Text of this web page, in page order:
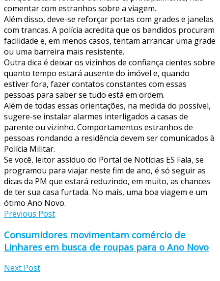
comentar com estranhos sobre a viagem.
Além disso, deve-se reforçar portas com grades e janelas
com trancas. A polícia acredita que os bandidos procuram
facilidade e, em menos casos, tentam arrancar uma grade
ou uma barreira mais resistente.
Outra dica é deixar os vizinhos de confiança cientes sobre
quanto tempo estará ausente do imóvel e, quando
estiver fora, fazer contatos constantes com essas
pessoas para saber se tudo está em ordem.
Além de todas essas orientações, na medida do possível,
sugere-se instalar alarmes interligados a casas de
parente ou vizinho. Comportamentos estranhos de
pessoas rondando a residência devem ser comunicados à
Polícia Militar.
Se você, leitor assíduo do Portal de Notícias ES Fala, se
programou para viajar neste fim de ano, é só seguir as
dicas da PM que estará reduzindo, em muito, as chances
de ter sua casa furtada. No mais, uma boa viagem e um
ótimo Ano Novo.
Previous Post
Consumidores movimentam comércio de
Linhares em busca de roupas para o Ano Novo
Next Post